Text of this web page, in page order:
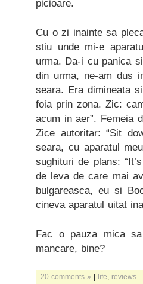
picioare.
Cu o zi inainte sa
stiu unde mi-e
urma. Da-i cu panica
din urma, ne-am dus
seara. Era dimineata
foia prin zona. Zic:
acum in aer”. Femeia
Zice autoritar: “Sit
seara, cu aparatul
sughituri de plans:
de leva de care mai
bulgareasca, eu si
cineva aparatul uitat
Fac o pauza mica
mancare, bine?
20 comments » | life reviews